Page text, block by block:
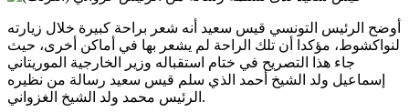
أوضح الرئيس التونسي قيس سعيد أنه شعر براحة كبيرة خلال زيارته
لنواكشوط، مؤكدا أن تلك الراحة لم يشعر بها في أماكن أخرى، حيث
جاء هذا التصريح في ختام استقباله وزير الخارجية الموريتاني
إسماعيل ولد الشيخ أحمد الذي سلم قيس سعيد رسالة من نظيره
الرئيس محمد ولد الشيخ الغزواني.